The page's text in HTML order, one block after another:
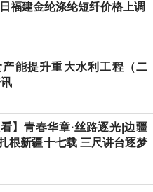
福建金纶涤纶短纤价格上调
能提升重大水利工程（二
】青春华章·丝路逐光|边疆
根新疆十七载 三尺讲台逐梦